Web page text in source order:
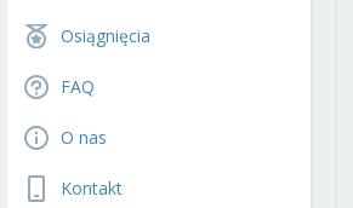
Osiągnięcia
FAQ
O nas
Kontakt